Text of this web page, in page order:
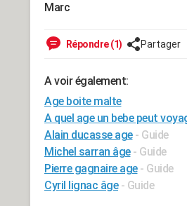
Marc
Répondre (1) Partager
A voir également:
Age boite malte
A quel age un bebe peut
Alain ducasse age - Guide
Michel sarran âge - Guide
Pierre gagnaire age - Guide
Cyril lignac âge - Guide